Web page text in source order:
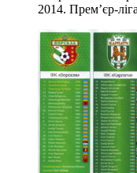
2014. Прем’єр-